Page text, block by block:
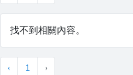
找不到相關內容。
‹ 1 ›